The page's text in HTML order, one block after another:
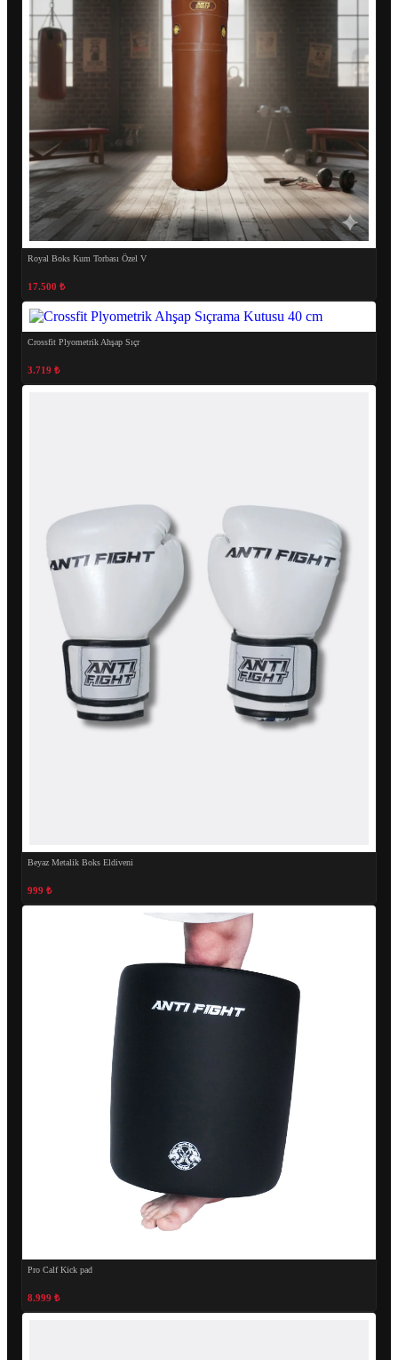
Royal Boks Kum Torbası Özel V
17.500 ₺
Crossfit Plyometrik Ahşap Sıçr
3.719 ₺
Beyaz Metalik Boks Eldiveni
999 ₺
Pro Calf Kick pad
8.999 ₺